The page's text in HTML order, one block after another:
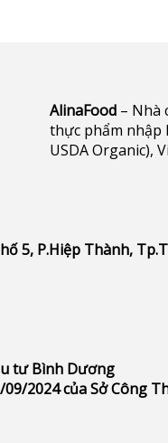
AlinaFood– Nhà
thực phẩm nhập
USDA Organic),
5, P.Hiệp Thành,
tư Bình Dương
09/2024 của Sở Công